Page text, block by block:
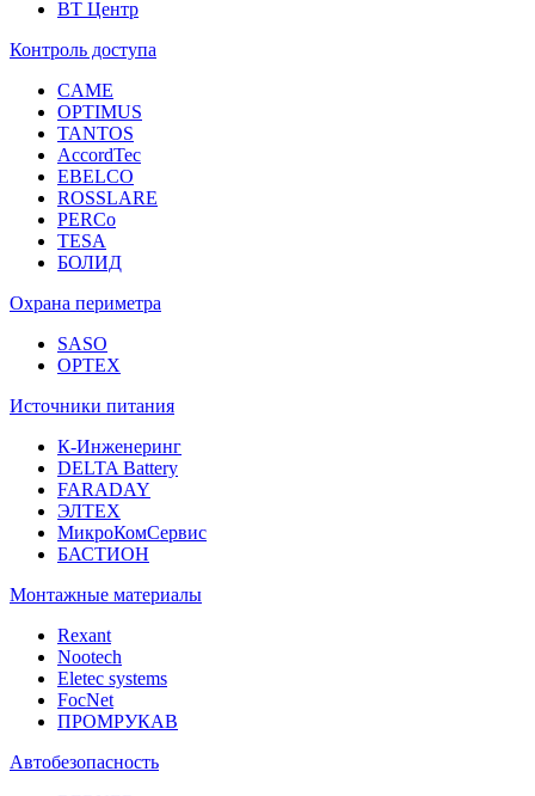
ВТ Центр
Контроль доступа
CAME
OPTIMUS
TANTOS
AccordTec
EBELCO
ROSSLARE
PERCo
TESA
БОЛИД
Охрана периметра
SASO
OPTEX
Источники питания
К-Инженеринг
DELTA Battery
FARADAY
ЭЛТЕХ
МикроКомСервис
БАСТИОН
Монтажные материалы
Rexant
Nootech
Eletec systems
FocNet
ПРОМРУКАВ
Автобезопасность